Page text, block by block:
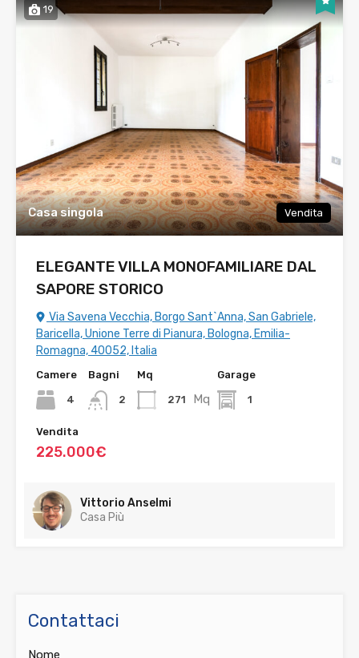
19
Casa singola Vendita
ELEGANTE VILLA MONOFAMILIARE DAL
SAPORE STORICO
Via Savena Vecchia, Borgo Sant`Anna, San Gabriele,
Baricella, Unione Terre di Pianura, Bologna, Emilia-
Romagna, 40052, Italia
Camere
4
Bagni
2
Mq
271 Mq
Garage
1
Vendita
225.000€
Vittorio Anselmi
Casa Più
Contattaci
Nome